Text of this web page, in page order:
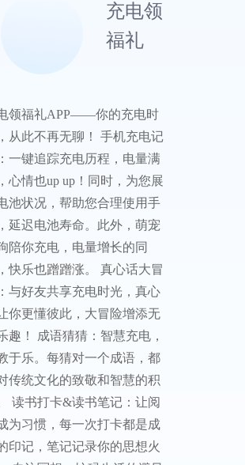
充电领
福礼
领福礼APP——你的充电时
从此不再无聊！ ‌手机充电记
一键追踪充电历程，电量满
心情也up up！同时，为您展
池状况，帮助您合理使用手
延迟电池寿命。此外，萌宠
陪你充电，电量增长的同
快乐也蹭蹭涨。 ‌真心话大冒
与好友共享充电时光，真心
你更懂彼此，大冒险增添无
趣！ ‌成语猜猜‌：智慧充电，
于乐。每猜对一个成语，都
传统文化的致敬和智慧的积
读书打卡&读书笔记‌：让阅
为习惯，每一次打卡都是成
印记，笔记记录你的思想火